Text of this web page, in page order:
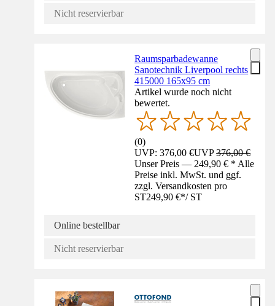
Nicht reservierbar
Raumsparbadewanne
Sanotechnik Liverpool rechts
415000 165x95 cm
Artikel wurde noch nicht
bewertet.
(0)
UVP: 376,00 €UVP376,00 €
Unser Preis — 249,90 € * Alle
Preise inkl. MwSt. und ggf.
zzgl. Versandkosten pro
ST249,90 €*/ ST
Online bestellbar
Nicht reservierbar